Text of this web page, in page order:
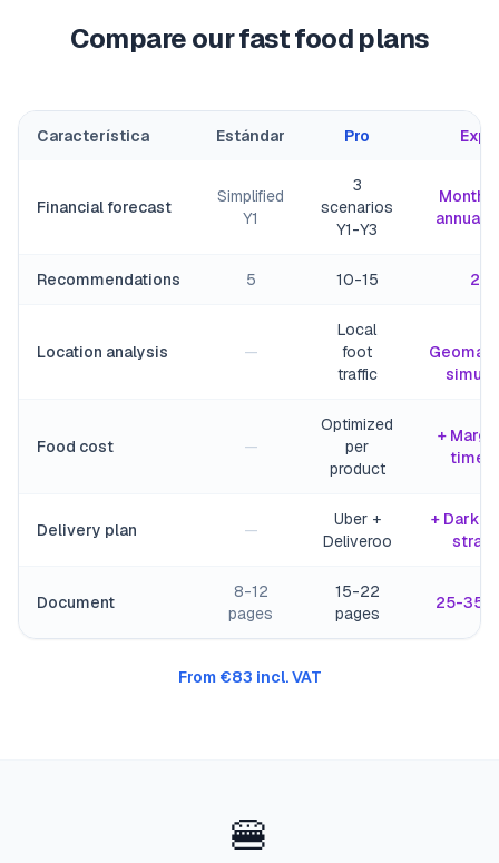
Compare our fast food plans
Característica Estándar Pro
Financial forecast
Simplified
Y1
3
scenarios
Y1-Y3
Monthly
annual
Recommendations 5 10-15 20+
Location analysis —
Local
foot
traffic
Food cost —
Optimized
per
product
+
time
Delivery plan —
Uber +
Deliveroo
+ Dark
Document
8-12
pages
15-22
pages
25-35
From €83 incl. VAT
🍔